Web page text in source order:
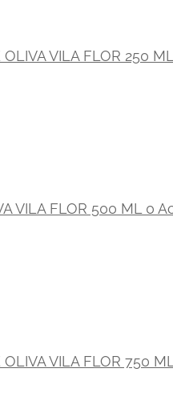
OLIVA VILA FLOR 250
VILA FLOR 500 ML 0
OLIVA VILA FLOR 750